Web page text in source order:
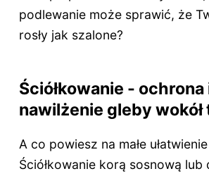
podlewanie może sprawić, że
rosły jak szalone?
Ściółkowanie - ochrona
nawilżenie gleby wokół
A co powiesz na małe
Ściółkowanie korą sosnową lub